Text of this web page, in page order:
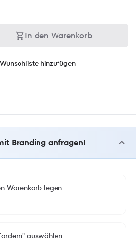
In den Warenkorb
hinzufügen
Branding anfragen!
Warenkorb legen
auswählen